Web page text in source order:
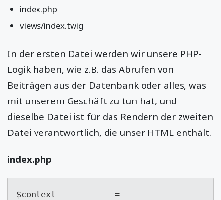
index.php
views/index.twig
In der ersten Datei werden wir unsere PHP-
Logik haben, wie z.B. das Abrufen von
Beiträgen aus der Datenbank oder alles, was
mit unserem Geschäft zu tun hat, und
dieselbe Datei ist für das Rendern der zweiten
Datei verantwortlich, die unser HTML enthält.
index.php
$context =